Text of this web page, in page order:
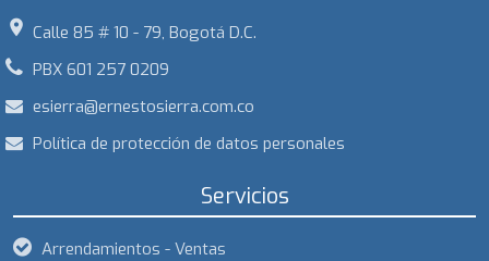
location_on Calle 85 # 10 - 79, Bogotá D.C.
PBX 601 257 0209
esierra@ernestosierra.com.co
Política de protección de datos personales
Servicios
Arrendamientos - Ventas